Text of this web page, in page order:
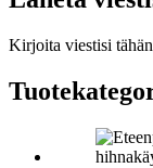
Kirjoita viestisi